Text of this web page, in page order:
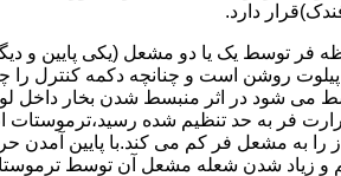
دارد.
فر توسط یک یا دو مشعل (یکی پایین و
روشن است و چنانچه دکمه کنترل را
می شود در اثر منبسط شدن بخار داخل
فر به حد تنظیم شده رسید،ترموستات
را به مشعل فر کم می کند.با پایین
و زیاد شدن شعله مشعل آن توسط